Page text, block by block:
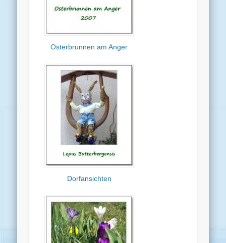
Osterbrunnen am Anger
Dorfansichten